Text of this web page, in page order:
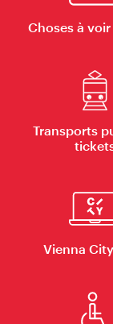
Choses à voir
Transports
Vienna